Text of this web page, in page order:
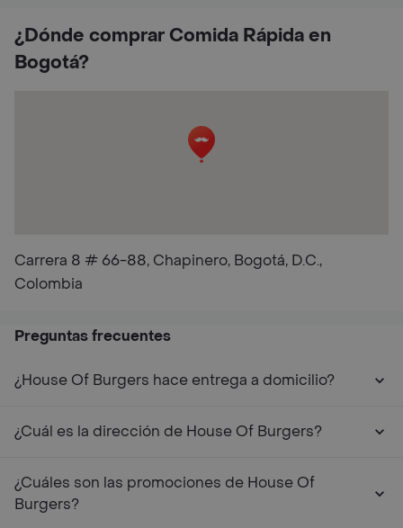
¿Dónde comprar Comida Rápida en
Bogotá?
Carrera 8 # 66-88, Chapinero, Bogotá, D.C.,
Colombia
Preguntas frecuentes
¿House Of Burgers hace entrega a domicilio?
¿Cuál es la dirección de House Of Burgers?
¿Cuáles son las promociones de House Of
Burgers?